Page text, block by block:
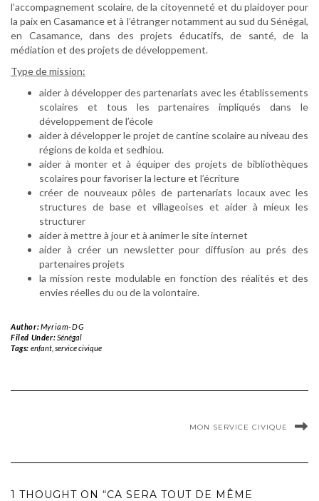
l’accompagnement scolaire, de la citoyenneté et du plaidoyer pour
la paix en Casamance et à l’étranger notamment au sud du Sénégal,
en Casamance, dans des projets éducatifs, de santé, de la
médiation et des projets de développement.
Type de mission:
aider à développer des partenariats avec les établissements
scolaires et tous les partenaires impliqués dans le
développement de l’école
aider à développer le projet de cantine scolaire au niveau des
régions de kolda et sedhiou.
aider à monter et à équiper des projets de bibliothèques
scolaires pour favoriser la lecture et l’écriture
créer de nouveaux pôles de partenariats locaux avec les
structures de base et villageoises et aider à mieux les
structurer
aider à mettre à jour et à animer le site internet
aider à créer un newsletter pour diffusion au prés des
partenaires projets
la mission reste modulable en fonction des réalités et des
envies réelles du ou de la volontaire.
Author:Myriam-DG
Filed Under:Sénégal
Tags: enfant, service civique
MON SERVICE CIVIQUE
1 THOUGHT ON “CA SERA TOUT DE MÊME